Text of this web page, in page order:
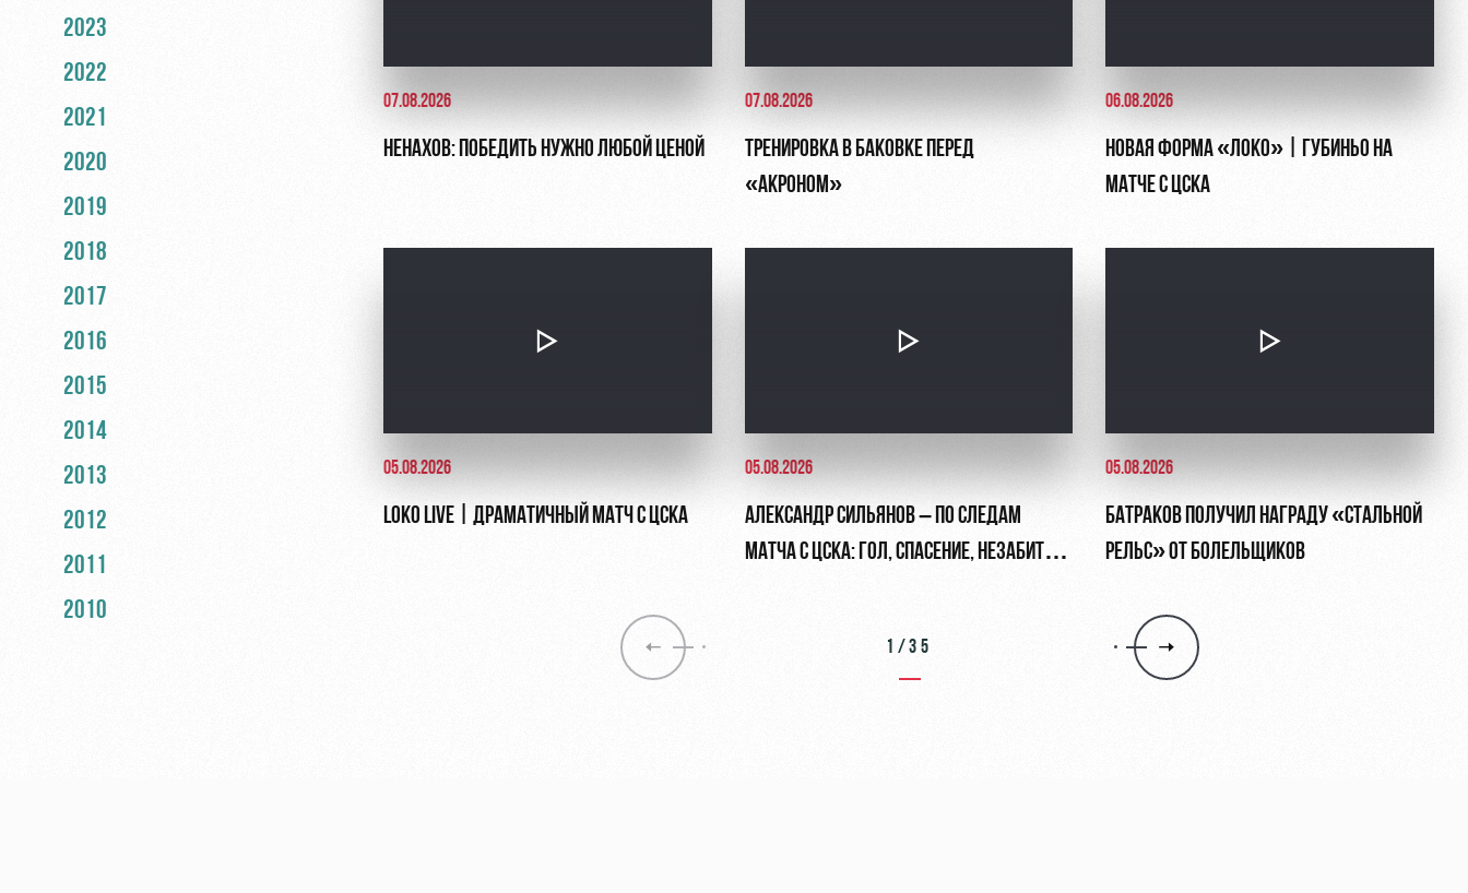
2023
2022
2021
2020
2019
2018
2017
2016
2015
2014
2013
2012
2011
2010
07.08.2026
НЕНАХОВ: ПОБЕДИТЬ НУЖНО ЛЮБОЙ ЦЕНОЙ
07.08.2026
ТРЕНИРОВКА В БАКОВКЕ ПЕРЕД
«АКРОНОМ»
06.08.2026
НОВАЯ ФОРМА «ЛОКО» | ГУБИНЬО НА
МАТЧЕ С ЦСКА
05.08.2026
LOKO LIVE | ДРАМАТИЧНЫЙ МАТЧ С ЦСКА
05.08.2026
АЛЕКСАНДР СИЛЬЯНОВ – ПО СЛЕДАМ
МАТЧА С ЦСКА: ГОЛ, СПАСЕНИЕ, НЕЗАБИТЫЙ
05.08.2026
БАТРАКОВ ПОЛУЧИЛ НАГРАДУ «СТАЛЬНОЙ
РЕЛЬС» ОТ БОЛЕЛЬЩИКОВ
1/35